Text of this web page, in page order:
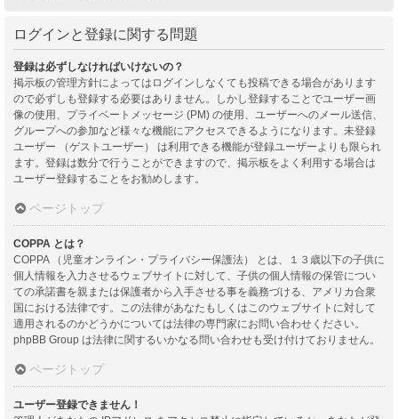
ログインと登録に関する問題
登録は必ずしなければいけないの？
掲示板の管理方針によってはログインしなくても投稿できる場合があります
ので必ずしも登録する必要はありません。しかし登録することでユーザー画
像の使用、プライベートメッセージ (PM) の使用、ユーザーへのメール送信、
グループへの参加など様々な機能にアクセスできるようになります。未登録
ユーザー （ゲストユーザー） は利用できる機能が登録ユーザーよりも限られ
ます。登録は数分で行うことができますので、掲示板をよく利用する場合は
ユーザー登録することをお勧めします。
ページトップ
COPPA とは？
COPPA （児童オンライン・プライバシー保護法） とは、１３歳以下の子供に
個人情報を入力させるウェブサイトに対して、子供の個人情報の保管につい
ての承諾書を親または保護者から入手させる事を義務づける、アメリカ合衆
国における法律です。この法律があなたもしくはこのウェブサイトに対して
適用されるのかどうかについては法律の専門家にお問い合わせください。
phpBB Group は法律に関するいかなる問い合わせも受け付けておりません。
ページトップ
ユーザー登録できません！